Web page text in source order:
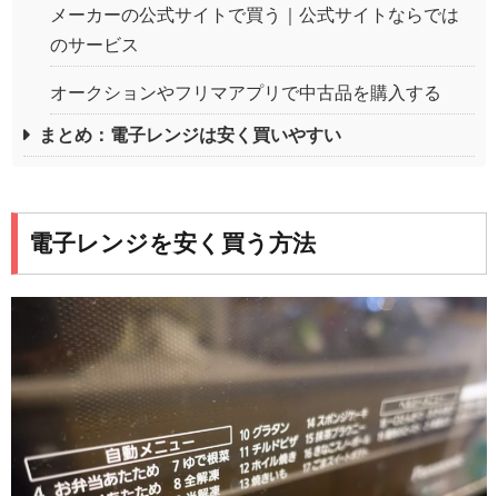
メーカーの公式サイトで買う｜公式サイトならでは
のサービス
オークションやフリマアプリで中古品を購入する
まとめ：電子レンジは安く買いやすい
電子レンジを安く買う方法